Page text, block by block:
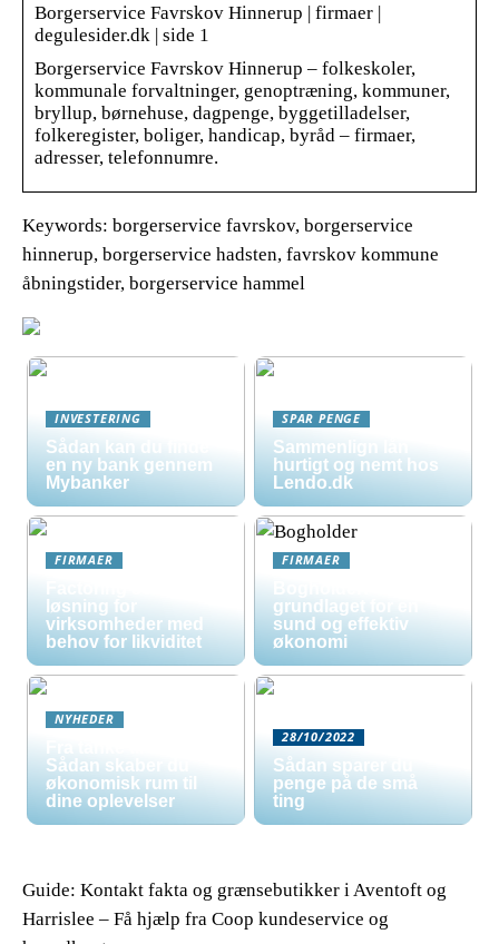
Borgerservice Favrskov Hinnerup | firmaer |
degulesider.dk | side 1
Borgerservice Favrskov Hinnerup – folkeskoler,
kommunale forvaltninger, genoptræning, kommuner,
bryllup, børnehuse, dagpenge, byggetilladelser,
folkeregister, boliger, handicap, byråd – firmaer,
adresser, telefonnumre.
Keywords: borgerservice favrskov, borgerservice
hinnerup, borgerservice hadsten, favrskov kommune
åbningstider, borgerservice hammel
INVESTERING
Sådan kan du finde
en ny bank gennem
Mybanker
SPAR PENGE
Sammenlign lån
hurtigt og nemt hos
Lendo.dk
FIRMAER
løsning for
virksomheder med
behov for likviditet
FIRMAER
grundlaget for en
sund og effektiv
økonomi
NYHEDER
Sådan skaber du
økonomisk rum til
dine oplevelser
28/10/2022
Sådan sparer du
penge på de små
ting
Guide: Kontakt fakta og grænsebutikker i Aventoft og
Harrislee – Få hjælp fra Coop kundeservice og